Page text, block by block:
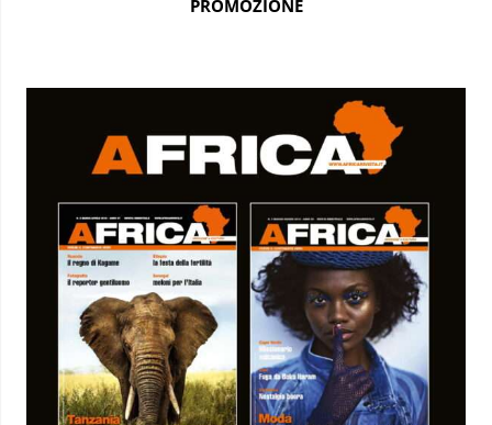
PROMOZIONE